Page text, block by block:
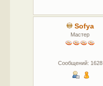
Sofya
Мастер
Сообщений: 1628